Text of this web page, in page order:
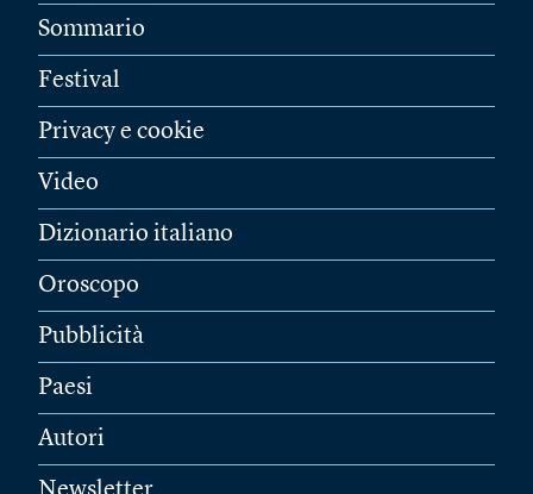
Sommario
Festival
Privacy e cookie
Video
Dizionario italiano
Oroscopo
Pubblicità
Paesi
Autori